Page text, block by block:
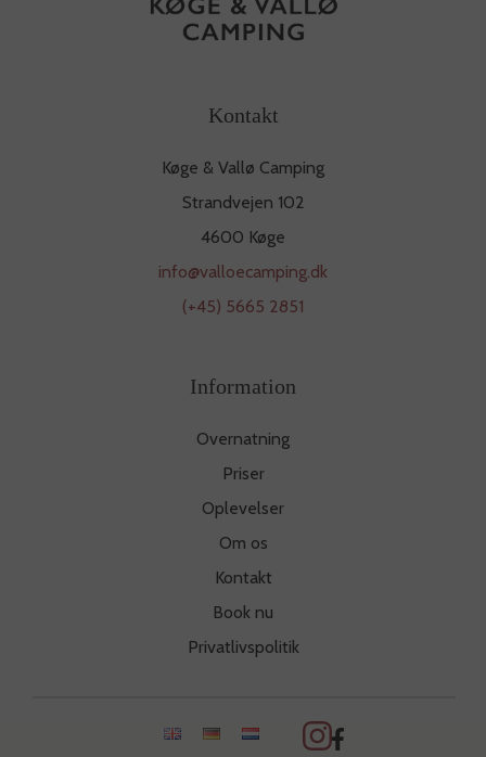
Kontakt
Køge & Vallø Camping
Strandvejen 102
4600 Køge
info@valloecamping.dk
(+45) 5665 2851
Information
Overnatning
Priser
Oplevelser
Om os
Kontakt
Book nu
Privatlivspolitik